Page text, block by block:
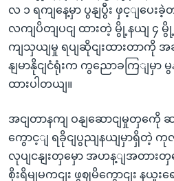
လ ၁ ရကျနေ့မှာ ပွနျပွီး ဖှင့ျပ
လကျပိတျပငျ ထားတဲ့ မွို့နယျ ၄
ကျသှယျမှု ရပျဆိုငျးထားတာကို
နျမာနိုငျငံရုံးက ကွညောခကြျမှာ
ထားပါတယျ။
အငျတာနကျ ဝနျဆောငျမှုတှကေို
ကွောင့ျ ရခိုငျပွညျနယျမှာရှိတဲ့
လုပျငနျးတှမှော အဟန့ျအတား
စိုးရိမျမကငျး ဖွဈမိကွောငျး နယူ